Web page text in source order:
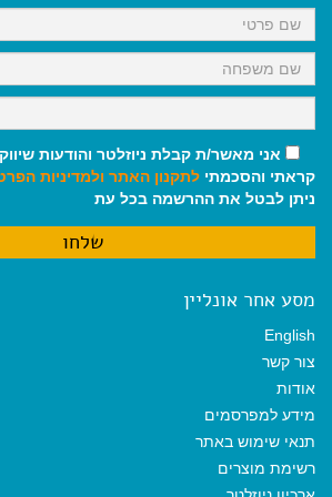
p
m
אני מאשר/ת קבלת ניוזלטר והודעות
קראתי והסכמתי לתקנון האתר ולמדיניות
ניתן לבטל את ההרשמה בכל עת
מסע אחר אונליין
English
צור קשר
אודות
מידע למפרסמים
תנאי שימוש באתר
רשימת מוצרים